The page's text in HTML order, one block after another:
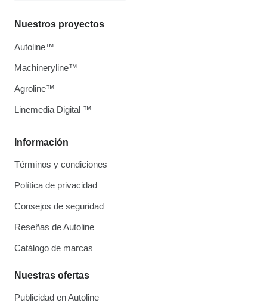
Información
Términos y condiciones
Política de privacidad
Consejos de seguridad
Reseñas de Autoline
Catálogo de marcas
Nuestras ofertas
Publicidad en Autoline
Nuestros proyectos
Autoline™
Machineryline™
Agroline™
Linemedia Digital ™